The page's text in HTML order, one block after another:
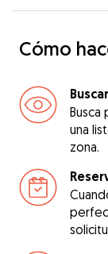
Cómo
Buscar
una
zona.